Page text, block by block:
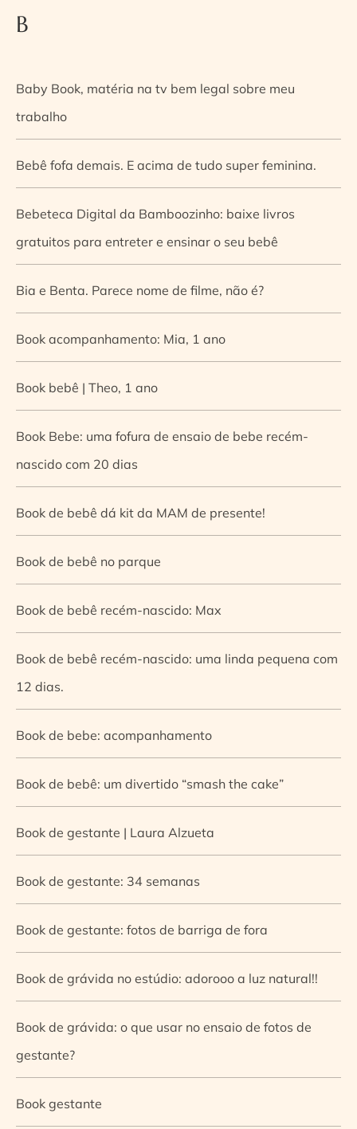
B
Baby Book, matéria na tv bem legal sobre meu
trabalho
Bebê fofa demais. E acima de tudo super feminina.
Bebeteca Digital da Bamboozinho: baixe livros
gratuitos para entreter e ensinar o seu bebê
Bia e Benta. Parece nome de filme, não é?
Book acompanhamento: Mia, 1 ano
Book bebê | Theo, 1 ano
Book Bebe: uma fofura de ensaio de bebe recém-
nascido com 20 dias
Book de bebê dá kit da MAM de presente!
Book de bebê no parque
Book de bebê recém-nascido: Max
Book de bebê recém-nascido: uma linda pequena com
12 dias.
Book de bebe: acompanhamento
Book de bebê: um divertido “smash the cake”
Book de gestante | Laura Alzueta
Book de gestante: 34 semanas
Book de gestante: fotos de barriga de fora
Book de grávida no estúdio: adorooo a luz natural!!
Book de grávida: o que usar no ensaio de fotos de
gestante?
Book gestante